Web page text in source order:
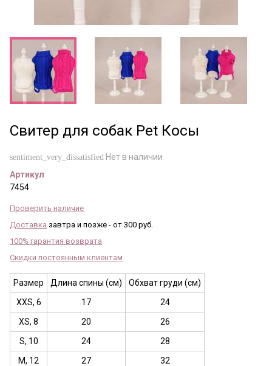
Свитер для собак Pet Косы
sentiment_very_dissatisfied Нет в наличии
Артикул
7454
Проверить наличие
Доставка завтра и позже - от 300 руб.
100% гарантия возврата
Скидки постоянным клиентам
Размер Длина спины (см)
Обхват груди (см)
XXS, 6
17
24
XS, 8
20
26
S, 10
24
28
M, 12
27 32